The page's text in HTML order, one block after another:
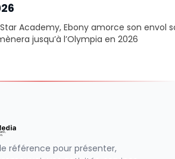
Academy, Ebony amorce son
jusqu’à l’Olympia en 2026
référence pour présenter,